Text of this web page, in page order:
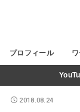
プロフィール
2018.08.24